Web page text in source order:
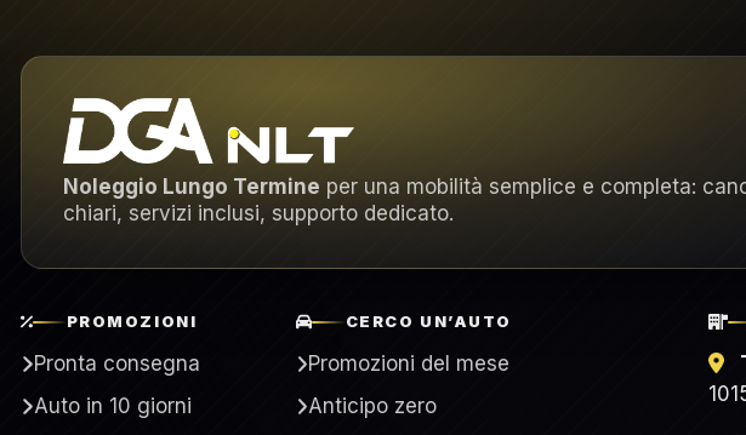
Noleggio Lungo Termine per una mobilità semplice e completa:
chiari, servizi inclusi, supporto dedicato.
PROMOZIONI
Pronta consegna
Auto in 10 giorni
CERCO UN’AUTO
Promozioni del mese
Anticipo zero